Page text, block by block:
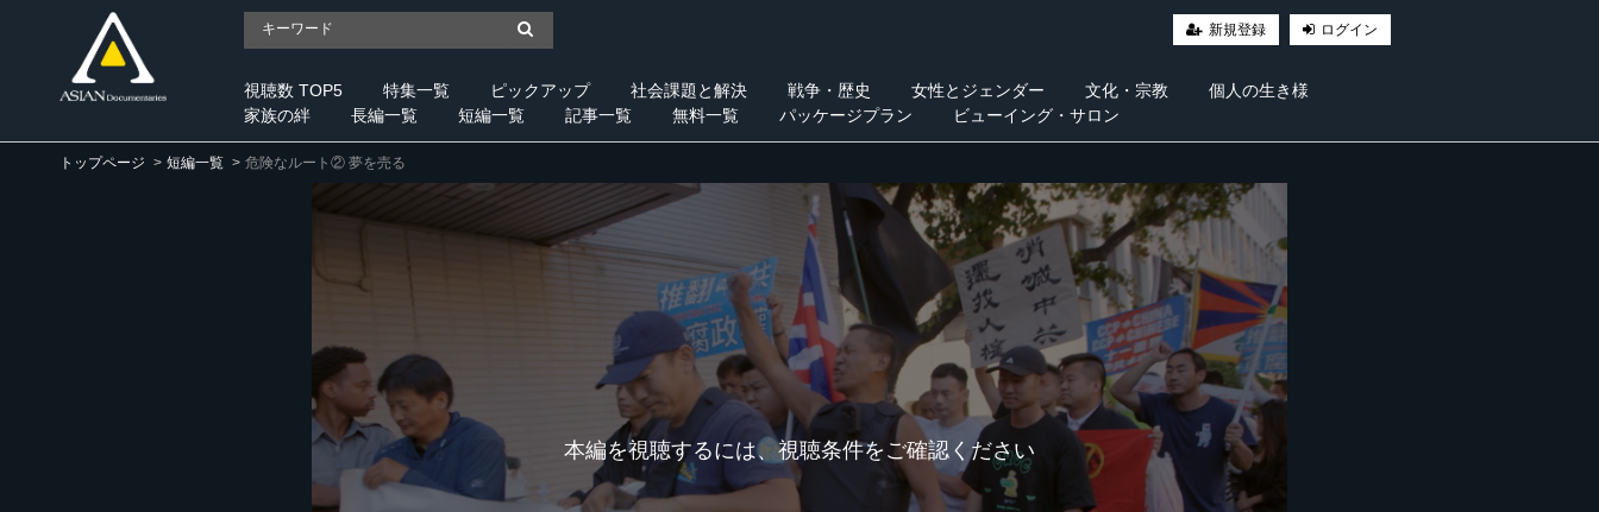
新規登録 ログイン
視聴数 TOP5 特集一覧 ピックアップ 社会課題と解決 戦争・歴史 女性とジェンダー 文化・宗教
個人の生き様
家族の絆
長編一覧 短編一覧 記事一覧 無料一覧 パッケージプラン ビューイング・サロン
トップページ 短編一覧 危険なルート② 夢を売る
本編を視聴するには、視聴条件をご確認ください